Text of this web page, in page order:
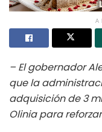
– El gobernador
que la
adquisición de 3
Olinia para